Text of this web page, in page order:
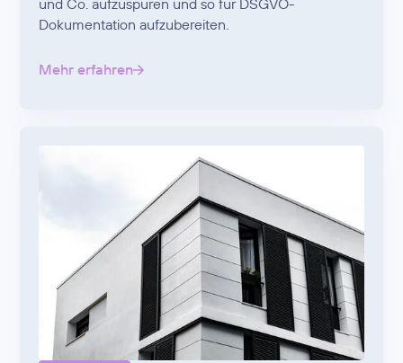
Dokumentation aufzubereiten.
Mehr erfahren